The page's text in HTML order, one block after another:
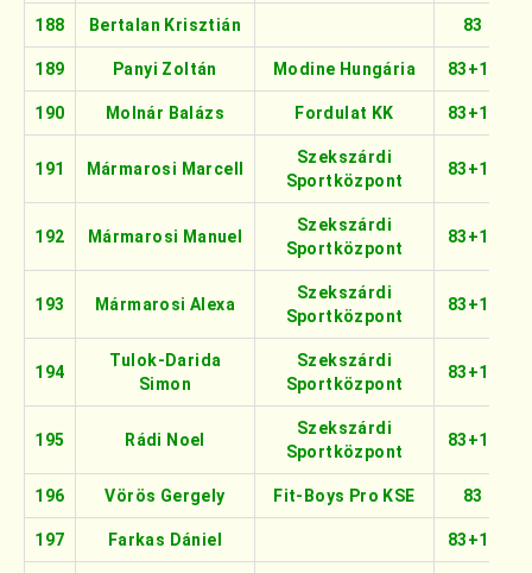
188 Bertalan Krisztián 83
189 Panyi Zoltán Modine Hungária 83+16
190 Molnár Balázs Fordulat KK 83+16
191 Mármarosi Marcell
Szekszárdi
Sportközpont
83+16
192 Mármarosi Manuel
Szekszárdi
Sportközpont
83+16
193 Mármarosi Alexa
Szekszárdi
Sportközpont
83+16
194
Tulok-Darida
Simon
Szekszárdi
Sportközpont
83+16
195 Rádi Noel
Szekszárdi
Sportközpont
83+16
196 Vörös Gergely Fit-Boys Pro KSE 83
197 Farkas Dániel 83+16